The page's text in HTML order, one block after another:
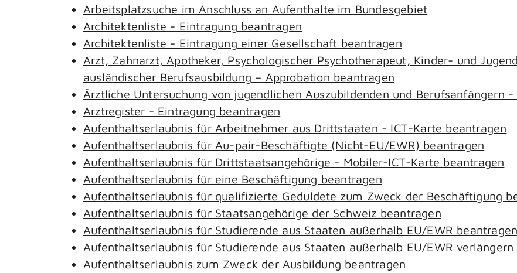
Arbeitsplatzsuche im Anschluss an Aufenthalte im Bundesgebiet
Architektenliste - Eintragung beantragen
Architektenliste - Eintragung einer Gesellschaft beantragen
Arzt, Zahnarzt, Apotheker, Psychologischer Psychotherapeut, Kinder- und
ausländischer Berufsausbildung – Approbation beantragen
Ärztliche Untersuchung von jugendlichen Auszubildenden und Berufsanfängern
Arztregister - Eintragung beantragen
Aufenthaltserlaubnis für Arbeitnehmer aus Drittstaaten - ICT-Karte beantragen
Aufenthaltserlaubnis für Au-pair-Beschäftigte (Nicht-EU/EWR) beantragen
Aufenthaltserlaubnis für Drittstaatsangehörige - Mobiler-ICT-Karte beantragen
Aufenthaltserlaubnis für eine Beschäftigung beantragen
Aufenthaltserlaubnis für qualifizierte Geduldete zum Zweck der Beschäftigung
Aufenthaltserlaubnis für Staatsangehörige der Schweiz beantragen
Aufenthaltserlaubnis für Studierende aus Staaten außerhalb EU/EWR beantragen
Aufenthaltserlaubnis für Studierende aus Staaten außerhalb EU/EWR verlängern
Aufenthaltserlaubnis zum Zweck der Ausbildung beantragen